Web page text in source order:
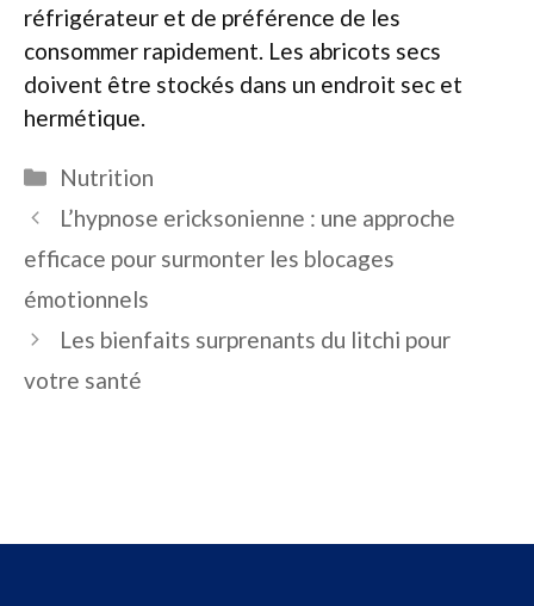
réfrigérateur et de préférence de les
consommer rapidement. Les abricots secs
doivent être stockés dans un endroit sec et
hermétique.
Catégories
Nutrition
L’hypnose ericksonienne : une approche
efficace pour surmonter les blocages
émotionnels
Les bienfaits surprenants du litchi pour
votre santé